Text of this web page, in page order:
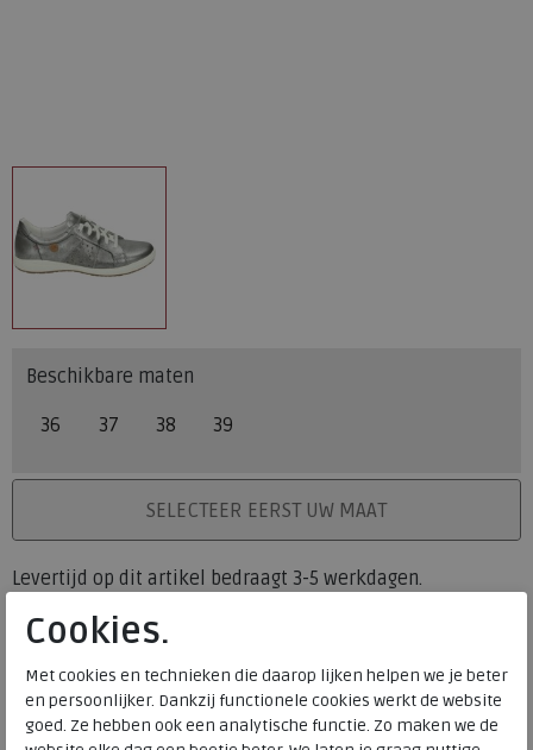
Beschikbare maten
36 37 38 39
PLAATS IN WINKELMANDSELECTEER EERST UW MAAT
Levertijd op dit artikel bedraagt 3-5 werkdagen.
Onze winkelvoorraad
Meijerink Heemskerk
HEEMSKERK
Meijerink Hoorn
Cookies.
Met cookies en technieken die daarop lijken helpen we je beter
en persoonlijker. Dankzij functionele cookies werkt de website
goed. Ze hebben ook een analytische functie. Zo maken we de